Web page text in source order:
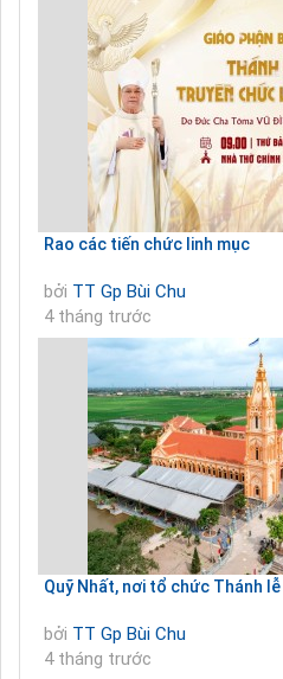
Rao các tiến chức linh mục
bởi TT Gp Bùi Chu
4 tháng trước
Quỹ Nhất, nơi tổ chức Thánh
bởi TT Gp Bùi Chu
4 tháng trước